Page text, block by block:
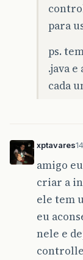
para
ps.
.java
cada
xptavares
amigo
criar a
ele tem
eu
nele e